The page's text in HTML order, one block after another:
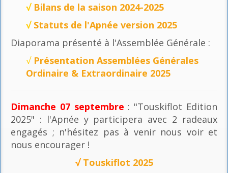
√ Bilans de la saison 2024-2025
√ Statuts de l'Apnée version 2025
Diaporama présenté à l'Assemblée Générale :
√ Présentation Assemblées Générales
Ordinaire & Extraordinaire 2025
Dimanche 07 septembre : "Touskiflot Edition
2025" : l'Apnée y participera avec 2 radeaux
engagés ; n'hésitez pas à venir nous voir et
nous encourager !
√ Touskiflot 2025